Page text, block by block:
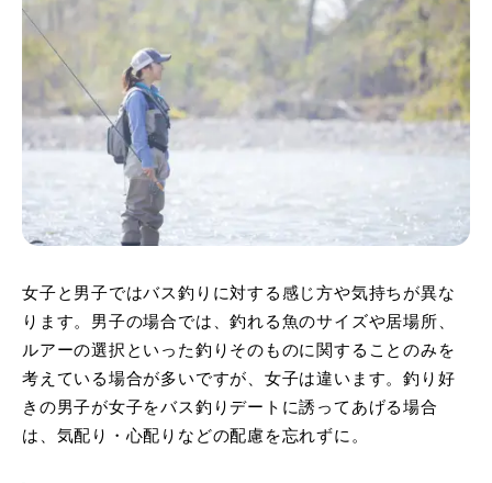
女子と男子ではバス釣りに対する感じ方や気持ちが異な
ります。男子の場合では、釣れる魚のサイズや居場所、
ルアーの選択といった釣りそのものに関することのみを
考えている場合が多いですが、女子は違います。釣り好
きの男子が女子をバス釣りデートに誘ってあげる場合
は、気配り・心配りなどの配慮を忘れずに。